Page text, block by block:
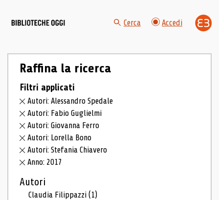
Cerca Accedi
Raffina la ricerca
Filtri applicati
Autori: Alessandro Spedale
Autori: Fabio Guglielmi
Autori: Giovanna Ferro
Autori: Lorella Bono
Autori: Stefania Chiavero
Anno: 2017
Autori
Claudia Filippazzi(1)